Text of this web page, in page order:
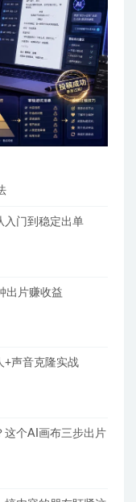
入门到稳定出单
出片赚收益
+声音克隆实战
这个AI画布三步出片